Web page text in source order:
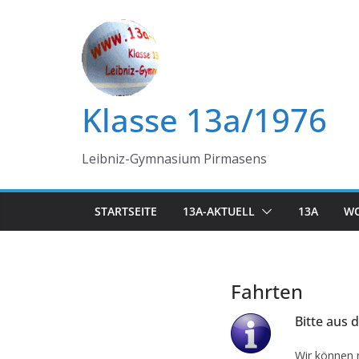
Klasse 13a/1976
Leibniz-Gymnasium Pirmasens
STARTSEITE 13A-AKTUELL 13A
Fahrten
Bitte aus
Wir können